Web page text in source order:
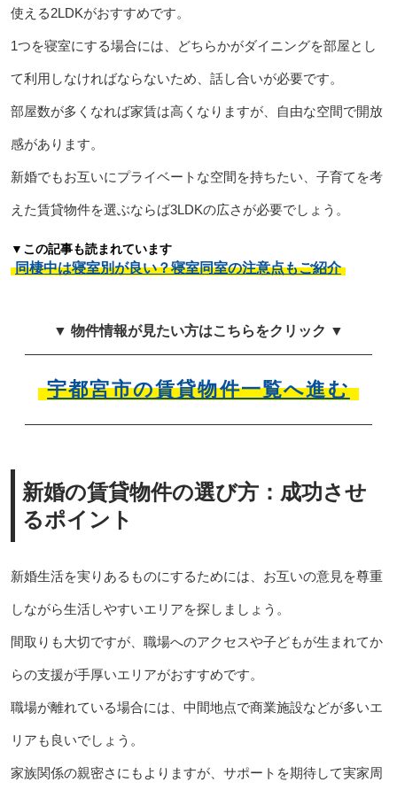
使える2LDKがおすすめです。
1つを寝室にする場合には、どちらかがダイニングを部屋とし
て利用しなければならないため、話し合いが必要です。
部屋数が多くなれば家賃は高くなりますが、自由な空間で開放
感があります。
新婚でもお互いにプライベートな空間を持ちたい、子育てを考
えた賃貸物件を選ぶならば3LDKの広さが必要でしょう。
▼この記事も読まれています
同棲中は寝室別が良い？寝室同室の注意点もご紹介
▼ 物件情報が見たい方はこちらをクリック ▼
宇都宮市の賃貸物件一覧へ進む
新婚の賃貸物件の選び方：成功させ
るポイント
新婚生活を実りあるものにするためには、お互いの意見を尊重
しながら生活しやすいエリアを探しましょう。
間取りも大切ですが、職場へのアクセスや子どもが生まれてか
らの支援が手厚いエリアがおすすめです。
職場が離れている場合には、中間地点で商業施設などが多いエ
リアも良いでしょう。
家族関係の親密さにもよりますが、サポートを期待して実家周